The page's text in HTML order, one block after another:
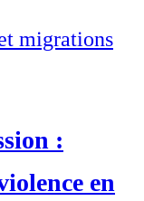
migrations
:
en